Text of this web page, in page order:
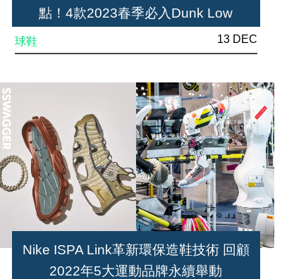
點！4款2023春季必入Dunk Low
球鞋 13 DEC
Nike ISPA Link革新環保造鞋技術 回顧
2022年5大運動品牌永續舉動